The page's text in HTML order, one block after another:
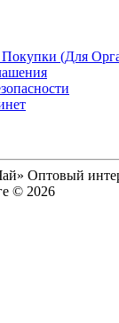
(Для
Оптовый
© 2026